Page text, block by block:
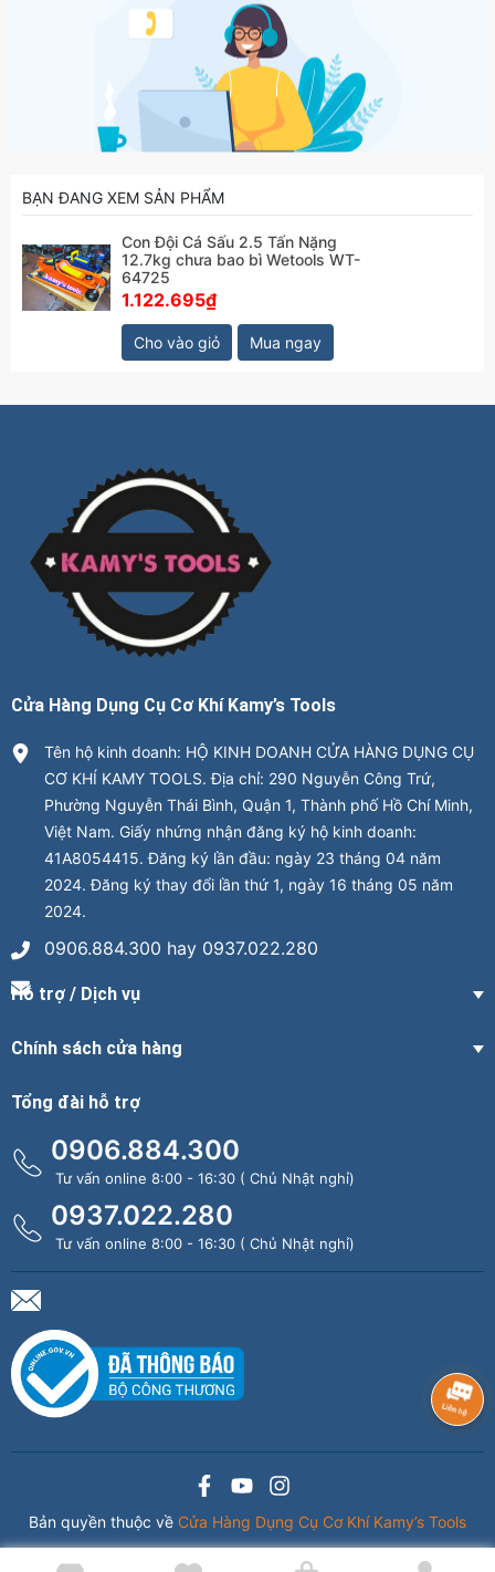
BẠN ĐANG XEM SẢN PHẨM
Con Đội Cá Sấu 2.5 Tấn Nặng
12.7kg chưa bao bì Wetools WT-
64725
1.122.695₫
Cho vào giỏ Mua ngay
Cửa Hàng Dụng Cụ Cơ Khí Kamy’s Tools
Tên hộ kinh doanh: HỘ KINH DOANH CỬA HÀNG DỤNG CỤ
CƠ KHÍ KAMY TOOLS. Địa chỉ: 290 Nguyễn Công Trứ,
Phường Nguyễn Thái Bình, Quận 1, Thành phố Hồ Chí Minh,
Việt Nam. Giấy nhứng nhận đăng ký hộ kinh doanh:
41A8054415. Đăng ký lần đầu: ngày 23 tháng 04 năm
2024. Đăng ký thay đổi lần thứ 1, ngày 16 tháng 05 năm
2024.
0906.884.300 hay 0937.022.280
Hỗ trợ / Dịch vụ
Chính sách cửa hàng
Tổng đài hỗ trợ
0906.884.300
Tư vấn online 8:00 - 16:30 ( Chủ Nhật nghỉ)
0937.022.280
Tư vấn online 8:00 - 16:30 ( Chủ Nhật nghỉ)
Bản quyền thuộc về Cửa Hàng Dụng Cụ Cơ Khí Kamy’s Tools